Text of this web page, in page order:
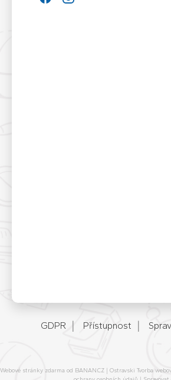
GDPR Přístupnost
Webové stránky zdarma od BANAN.CZ | Ostravski Tvorba